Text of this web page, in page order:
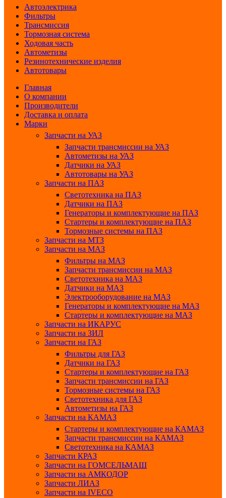
Автоэлектрика
Фильтры
Трансмиссия
Тормозная система
Ходовая часть
Автометизы
Резинотехнические изделия
Автотовары
Главная
О компании
Производители
Доставка и оплата
Марки
Запчасти на УАЗ
Запчасти трансмиссии на УАЗ
Автометизы на УАЗ
Датчики на УАЗ
Автотовары на УАЗ
Запчасти на ПАЗ
Светотехника на ПАЗ
Датчики на ПАЗ
Генераторы и комплектующие на ПАЗ
Стартеры и комплектующие на ПАЗ
Тормозные системы на ПАЗ
Запчасти на МТЗ
Запчасти на МАЗ
Фильтры на МАЗ
Запчасти трансмиссии на МАЗ
Светотехника на МАЗ
Датчики на МАЗ
Электрооборудование на МАЗ
Генераторы и комплектующие на МАЗ
Стартеры и комплектующие на МАЗ
Запчасти на ИКАРУС
Запчасти на ЗИЛ
Запчасти на ГАЗ
Фильтры для ГАЗ
Датчики на ГАЗ
Стартеры и комплектующие на ГАЗ
Запчасти трансмиссии на ГАЗ
Тормозные системы на ГАЗ
Светотехника для ГАЗ
Автометизы на ГАЗ
Запчасти на КАМАЗ
Стартеры и комплектующие на КАМАЗ
Запчасти трансмиссии на КАМАЗ
Светотехника на КАМАЗ
Запчасти КРАЗ
Запчасти на ГОМСЕЛЬМАШ
Запчасти на АМКОДОР
Запчасти ЛИАЗ
Запчасти на IVECO